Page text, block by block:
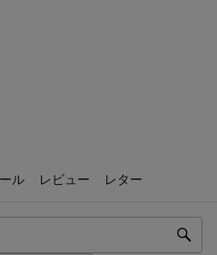
ル レビュー レター